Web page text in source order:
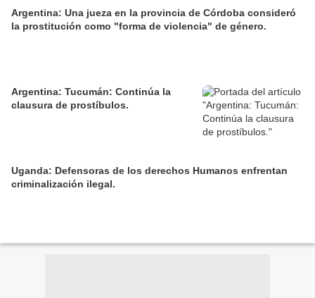
Argentina: Una jueza en la provincia de Córdoba consideró
la prostitución como "forma de violencia" de género.
Argentina: Tucumán: Continúa la
clausura de prostíbulos.
Uganda: Defensoras de los derechos Humanos enfrentan
criminalización ilegal.